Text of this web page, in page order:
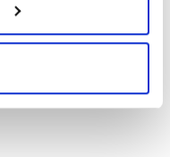
Comprar